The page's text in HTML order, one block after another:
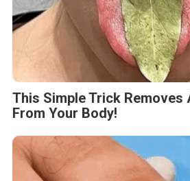
This Simple Trick Removes
From Your Body!